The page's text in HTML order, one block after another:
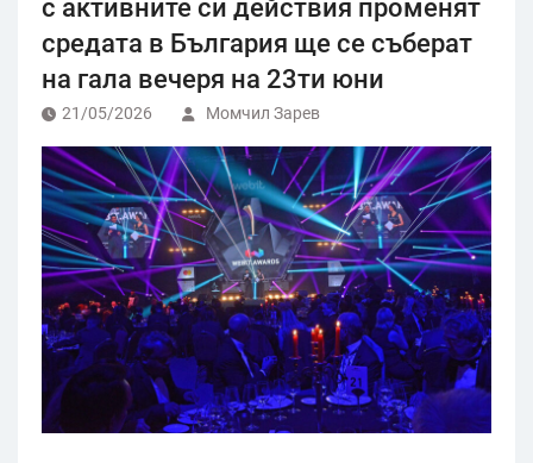
с активните си действия променят
средата в България ще се съберат
на гала вечеря на 23ти юни
21/05/2026 Момчил Зарев